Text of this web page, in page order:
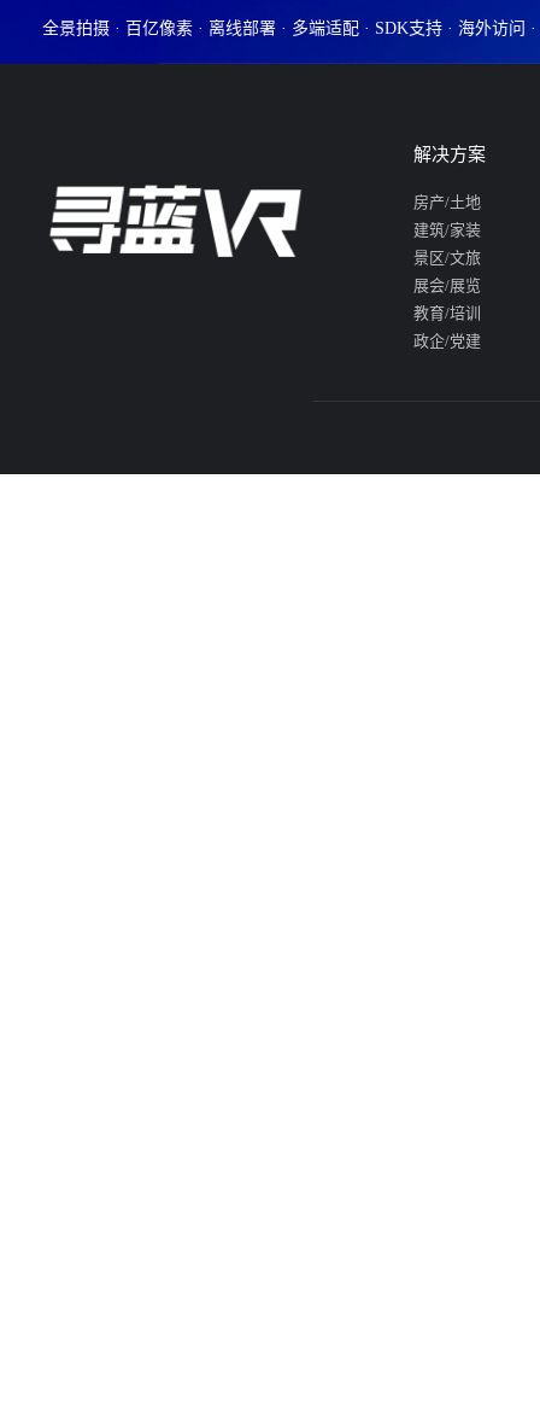
全景拍摄 · 百亿像素 · 离线部署 · 多端适配 · SDK支持 · 海外访问
解决方案
房产/土地
建筑/家装
景区/文旅
展会/展览
教育/培训
政企/党建